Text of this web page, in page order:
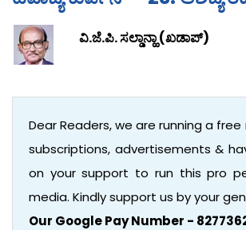
ವಿ.ಜೆ.ಪಿ. ಸಲ್ಡಾನ್ಹಾ (ಖಡಾಪ್)
Dear Readers, we are running a
subscriptions, advertisements &
on your support to run this pro
media. Kindly support us by your
Our Google Pay Number -